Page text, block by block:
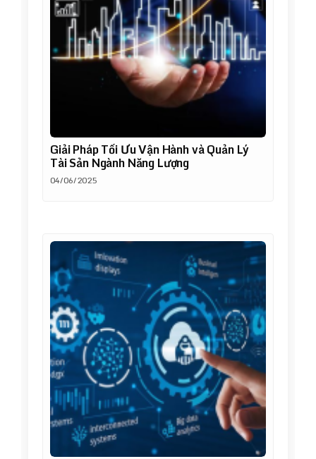
Giải Pháp Tối Ưu Vận Hành và Quản Lý
Tài Sản Ngành Năng Lượng
04/06/2025